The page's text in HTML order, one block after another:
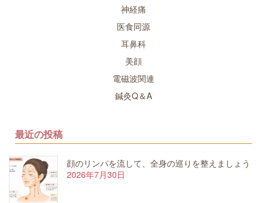
神経痛
医食同源
耳鼻科
美顔
電磁波関連
鍼灸Q＆A
最近の投稿
顔のリンパを流して、全身の巡りを整えましょう
2026年7月30日